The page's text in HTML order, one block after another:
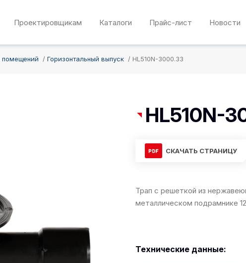
Проектировщикам Каталоги Прайс-лист Новости
помещений Горизонтальный выпуск HL510N-3000.33
HL510N-
СКАЧАТЬ СТРАНИЦУ
Трап с решеткой из
металлическом подрамнике
Технические данные: